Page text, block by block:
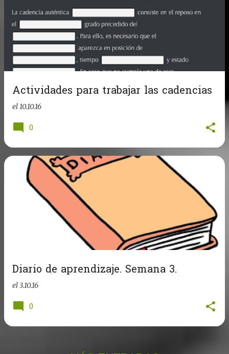
Actividades para trabajar las cadencias
el10.10.16
0
Diario de aprendizaje. Semana 3.
el3.10.16
0